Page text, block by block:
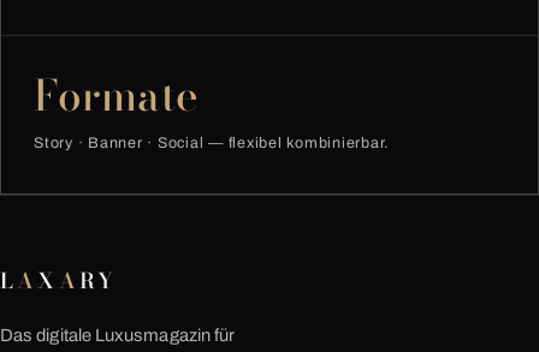
Formate
Story · Banner · Social — flexibel kombinierbar.
LAXARY
Das digitale Luxusmagazin für